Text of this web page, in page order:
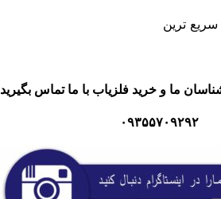
ترین
ما و خرید فلزیاب با ما تماس بگیرید
۰۹۳۵۵۷۰۹۲۹۲